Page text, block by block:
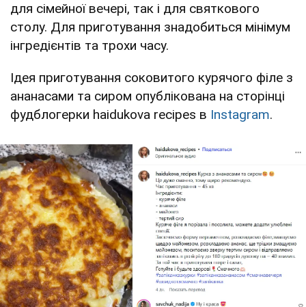
для сімейної вечері, так і для святкового
столу. Для приготування знадобиться мінімум
інгредієнтів та трохи часу.
Ідея приготування соковитого курячого філе з
ананасами та сиром опублікована на сторінці
фудблогерки haidukova recipes в Instagram.